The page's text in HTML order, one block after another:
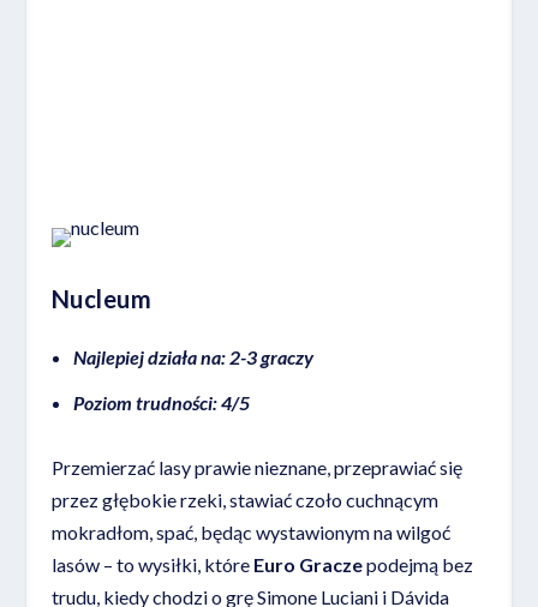
Nucleum
Najlepiej działa na: 2-3 graczy
Poziom trudności: 4/5
Przemierzać lasy prawie nieznane, przeprawiać się
przez głębokie rzeki, stawiać czoło cuchnącym
mokradłom, spać, będąc wystawionym na wilgoć
lasów – to wysiłki, które Euro Graczepodejmą bez
trudu, kiedy chodzi o grę Simone Luciani i Dávida